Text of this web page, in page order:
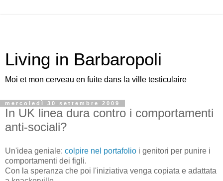
Living in Barbaropoli
Moi et mon cerveau en fuite dans la ville testiculaire
mercoledì 30 settembre 2009
In UK linea dura contro i comportamenti
anti-sociali?
Un'idea geniale: colpire nel portafolio i genitori per punire i
comportamenti dei figli.
Con la speranza che poi l'iniziativa venga copiata e adattata